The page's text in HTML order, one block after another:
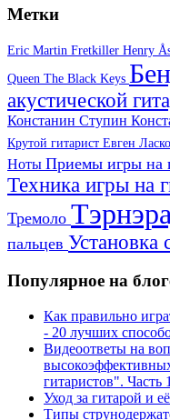
Метки
Eric Martin Fretkiller Henry
Queen The Black Keys
акустической
Констанин Ступин
Крутой гитарист Евген
Ноты Приемы игры на
Техника игры на
Тремоло
пальцев Установка
Популярное на
Как правильно
- 20 лучших
Видеоответы на
гитаристов". Часть 1
Уход за гитарой и
Типы